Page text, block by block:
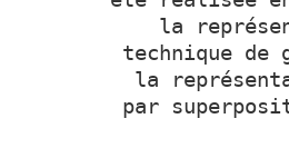
la
technique de
la
par